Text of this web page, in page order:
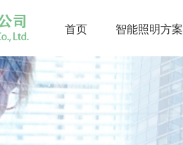
首页 智能照明方案